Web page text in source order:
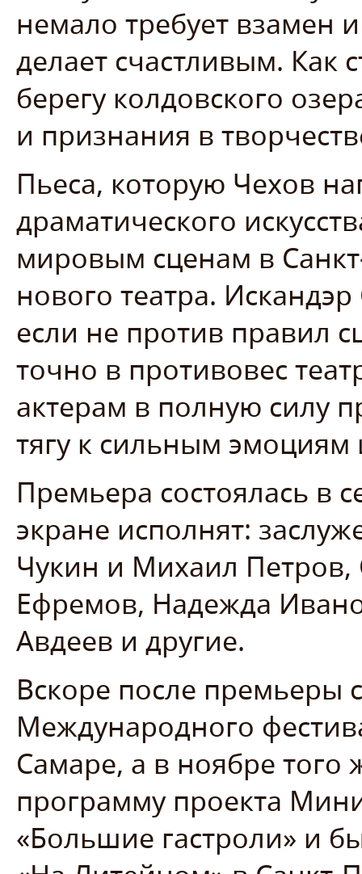
немало требует взамен
делает счастливым. Как
берегу колдовского
и признания в
Пьеса, которую Чехов
драматического
мировым сценам в
нового театра.
если не против правил
точно в противовес
актерам в полную силу
тягу к сильным эмоциям
Премьера состоялась в
экране исполнят:
Чукин и Михаил
Ефремов, Надежда
Авдеев и другие.
Вскоре после премьеры
Международного
Самаре, а в ноябре
программу проекта
«Большие гастроли» и